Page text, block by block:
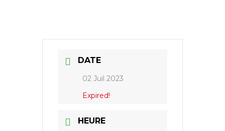
DATE
02 Juil 2023
Expired!
HEURE